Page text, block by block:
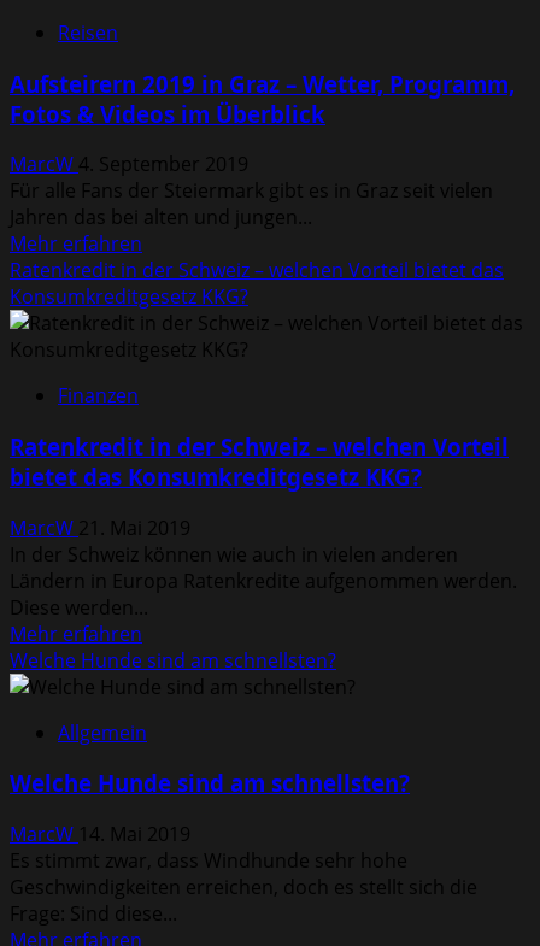
Schlaf
Diät?
Diätplan
Reisen
Aufsteirern 2019 in Graz – Wetter, Programm,
Fotos & Videos im Überblick
MarcW 4. September 2019
Für alle Fans der Steiermark gibt es in Graz seit vielen
Jahren das bei alten und jungen...
Mehr erfahren
Informationen
über
Aufsteirern
2019
Wetter,
Programm,
&
Videos
im
Überblick
Ratenkredit in der Schweiz – welchen Vorteil bietet das
Konsumkreditgesetz KKG?
Finanzen
Ratenkredit in der Schweiz – welchen Vorteil
bietet das Konsumkreditgesetz KKG?
MarcW 21. Mai 2019
In der Schweiz können wie auch in vielen anderen
Ländern in Europa Ratenkredite aufgenommen werden.
Diese werden...
Mehr erfahren
Informationen
über
in
Schweiz
welchen
Vorteil
bietet
das
Welche Hunde sind am schnellsten?
Allgemein
Welche Hunde sind am schnellsten?
MarcW 14. Mai 2019
Es stimmt zwar, dass Windhunde sehr hohe
Geschwindigkeiten erreichen, doch es stellt sich die
Frage: Sind diese...
Mehr erfahren